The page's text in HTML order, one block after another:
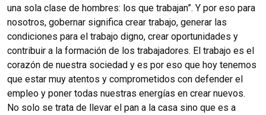
una sola clase de hombres: los que trabajan”. Y por eso para
nosotros, gobernar significa crear trabajo, generar las
condiciones para el trabajo digno, crear oportunidades y
contribuir a la formación de los trabajadores. El trabajo es el
corazón de nuestra sociedad y es por eso que hoy tenemos
que estar muy atentos y comprometidos con defender el
empleo y poner todas nuestras energías en crear nuevos.
No solo se trata de llevar el pan a la casa sino que es a